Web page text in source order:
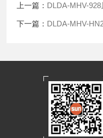
上一篇： DLDA-MHV-
下一篇： DLDA-MHV-